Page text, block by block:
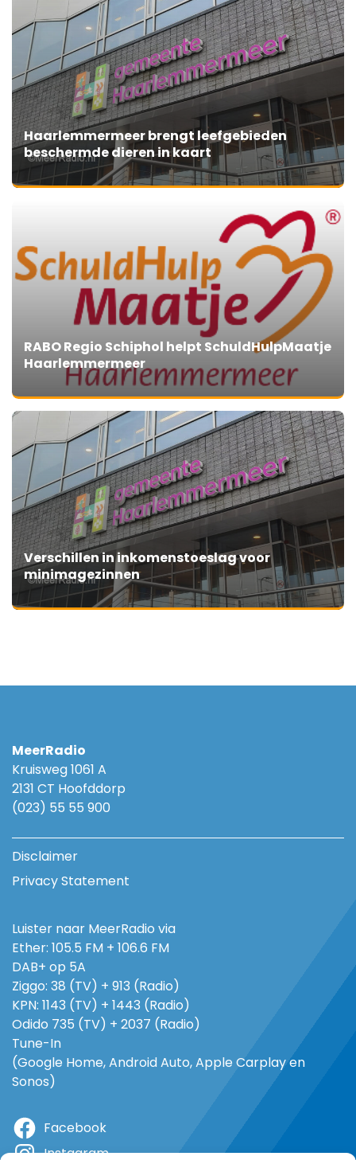
Haarlemmermeer brengt leefgebieden
beschermde dieren in kaart
RABO Regio Schiphol helpt SchuldHulpMaatje
Haarlemmermeer
Verschillen in inkomenstoeslag voor
minimagezinnen
MeerRadio
Kruisweg 1061 A
2131 CT Hoofddorp
(023) 55 55 900
Disclaimer
Privacy Statement
Luister naar MeerRadio via
Ether: 105.5 FM + 106.6 FM
DAB+ op 5A
Ziggo: 38 (TV) + 913 (Radio)
KPN: 1143 (TV) + 1443 (Radio)
Odido 735 (TV) + 2037 (Radio)
Tune-In
(Google Home, Android Auto, Apple Carplay en
Sonos)
Facebook
Instagram